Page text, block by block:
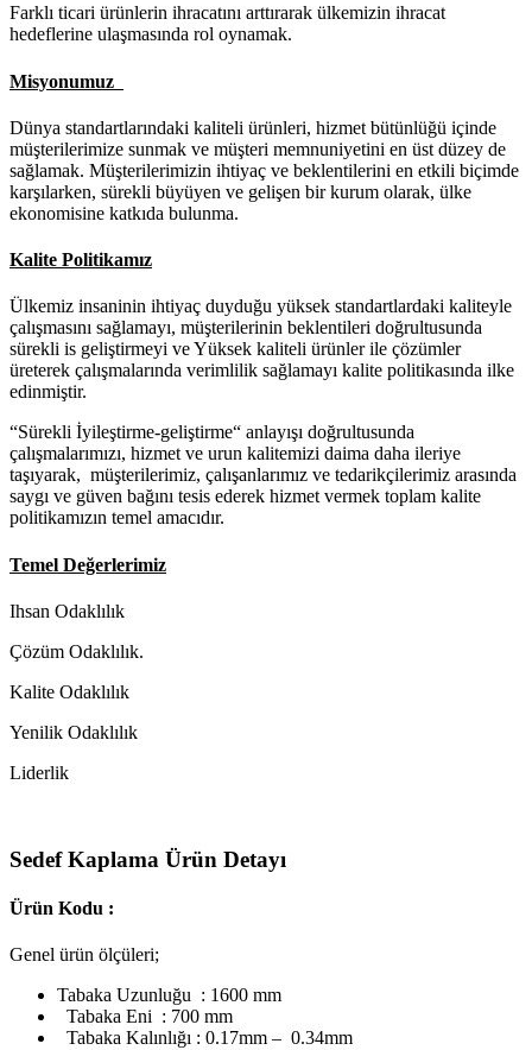
Farklı ticari ürünlerin ihracatını arttırarak ülkemizin ihracat
hedeflerine ulaşmasında rol oynamak.
Misyonumuz
Dünya standartlarındaki kaliteli ürünleri, hizmet bütünlüğü içinde
müşterilerimize sunmak ve müşteri memnuniyetini en üst düzey de
sağlamak. Müşterilerimizin ihtiyaç ve beklentilerini en etkili biçimde
karşılarken, sürekli büyüyen ve gelişen bir kurum olarak, ülke
ekonomisine katkıda bulunma.
Kalite Politikamız
Ülkemiz insaninin ihtiyaç duyduğu yüksek standartlardaki kaliteyle
çalışmasını sağlamayı, müşterilerinin beklentileri doğrultusunda
sürekli is geliştirmeyi ve Yüksek kaliteli ürünler ile çözümler
üreterek çalışmalarında verimlilik sağlamayı kalite politikasında ilke
edinmiştir.
“Sürekli İyileştirme-geliştirme“ anlayışı doğrultusunda
çalışmalarımızı, hizmet ve urun kalitemizi daima daha ileriye
taşıyarak, müşterilerimiz, çalışanlarımız ve tedarikçilerimiz arasında
saygı ve güven bağını tesis ederek hizmet vermek toplam kalite
politikamızın temel amacıdır.
Temel Değerlerimiz
Ihsan Odaklılık
Çözüm Odaklılık.
Kalite Odaklılık
Yenilik Odaklılık
Liderlik
Sedef Kaplama Ürün Detayı
Ürün Kodu :
Genel ürün ölçüleri;
Tabaka Uzunluğu : 1600 mm
Tabaka Eni : 700 mm
Tabaka Kalınlığı : 0.17mm – 0.34mm